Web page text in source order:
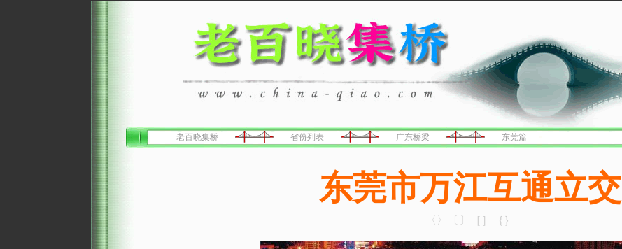
老百晓集桥 省份列表 广东桥梁 东莞篇
东莞市万江互通立交
〈〉〔〕［］｛｝